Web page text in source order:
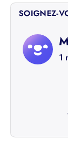
SOIGNEZ-
1